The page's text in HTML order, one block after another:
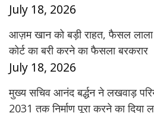
July 18, 2026
आज़म खान को बड़ी राहत, फैसल
कोर्ट का बरी करने का फैसला बरकरार
July 18, 2026
मुख्य सचिव आनंद बर्द्धन ने लखवाड़
2031 तक निर्माण पूरा करने का दिया